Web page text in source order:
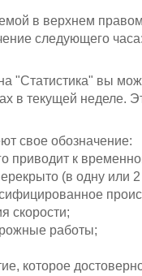
в верхнем
следующего часа:
"Статистика" вы
в текущей
свое обозначение:
приводит к
(в одну или
скорости;
работы;
которое